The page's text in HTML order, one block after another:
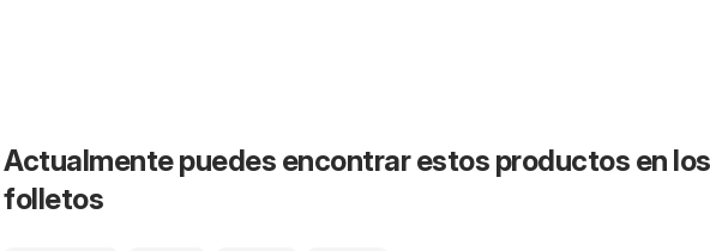
Actualmente puedes encontrar estos productos en los
folletos